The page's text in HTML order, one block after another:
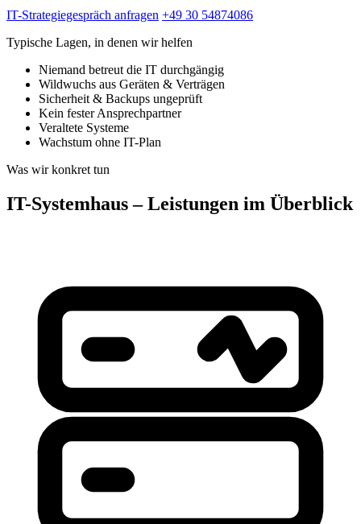
IT-Strategiegespräch anfragen +49 30 54874086
Typische Lagen, in denen wir helfen
Niemand betreut die IT durchgängig
Wildwuchs aus Geräten & Verträgen
Sicherheit & Backups ungeprüft
Kein fester Ansprechpartner
Veraltete Systeme
Wachstum ohne IT-Plan
Was wir konkret tun
IT-Systemhaus – Leistungen im Überblick